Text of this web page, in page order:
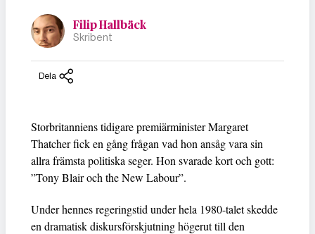
Filip Hallbäck
Skribent
Dela
Storbritanniens tidigare premiärminister Margaret
Thatcher fick en gång frågan vad hon ansåg vara sin
allra främsta politiska seger. Hon svarade kort och gott:
”Tony Blair och the New Labour”.
Under hennes regeringstid under hela 1980-talet skedde
en dramatisk diskursförskjutning högerut till den